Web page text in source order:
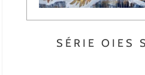
SÉRIE OIES